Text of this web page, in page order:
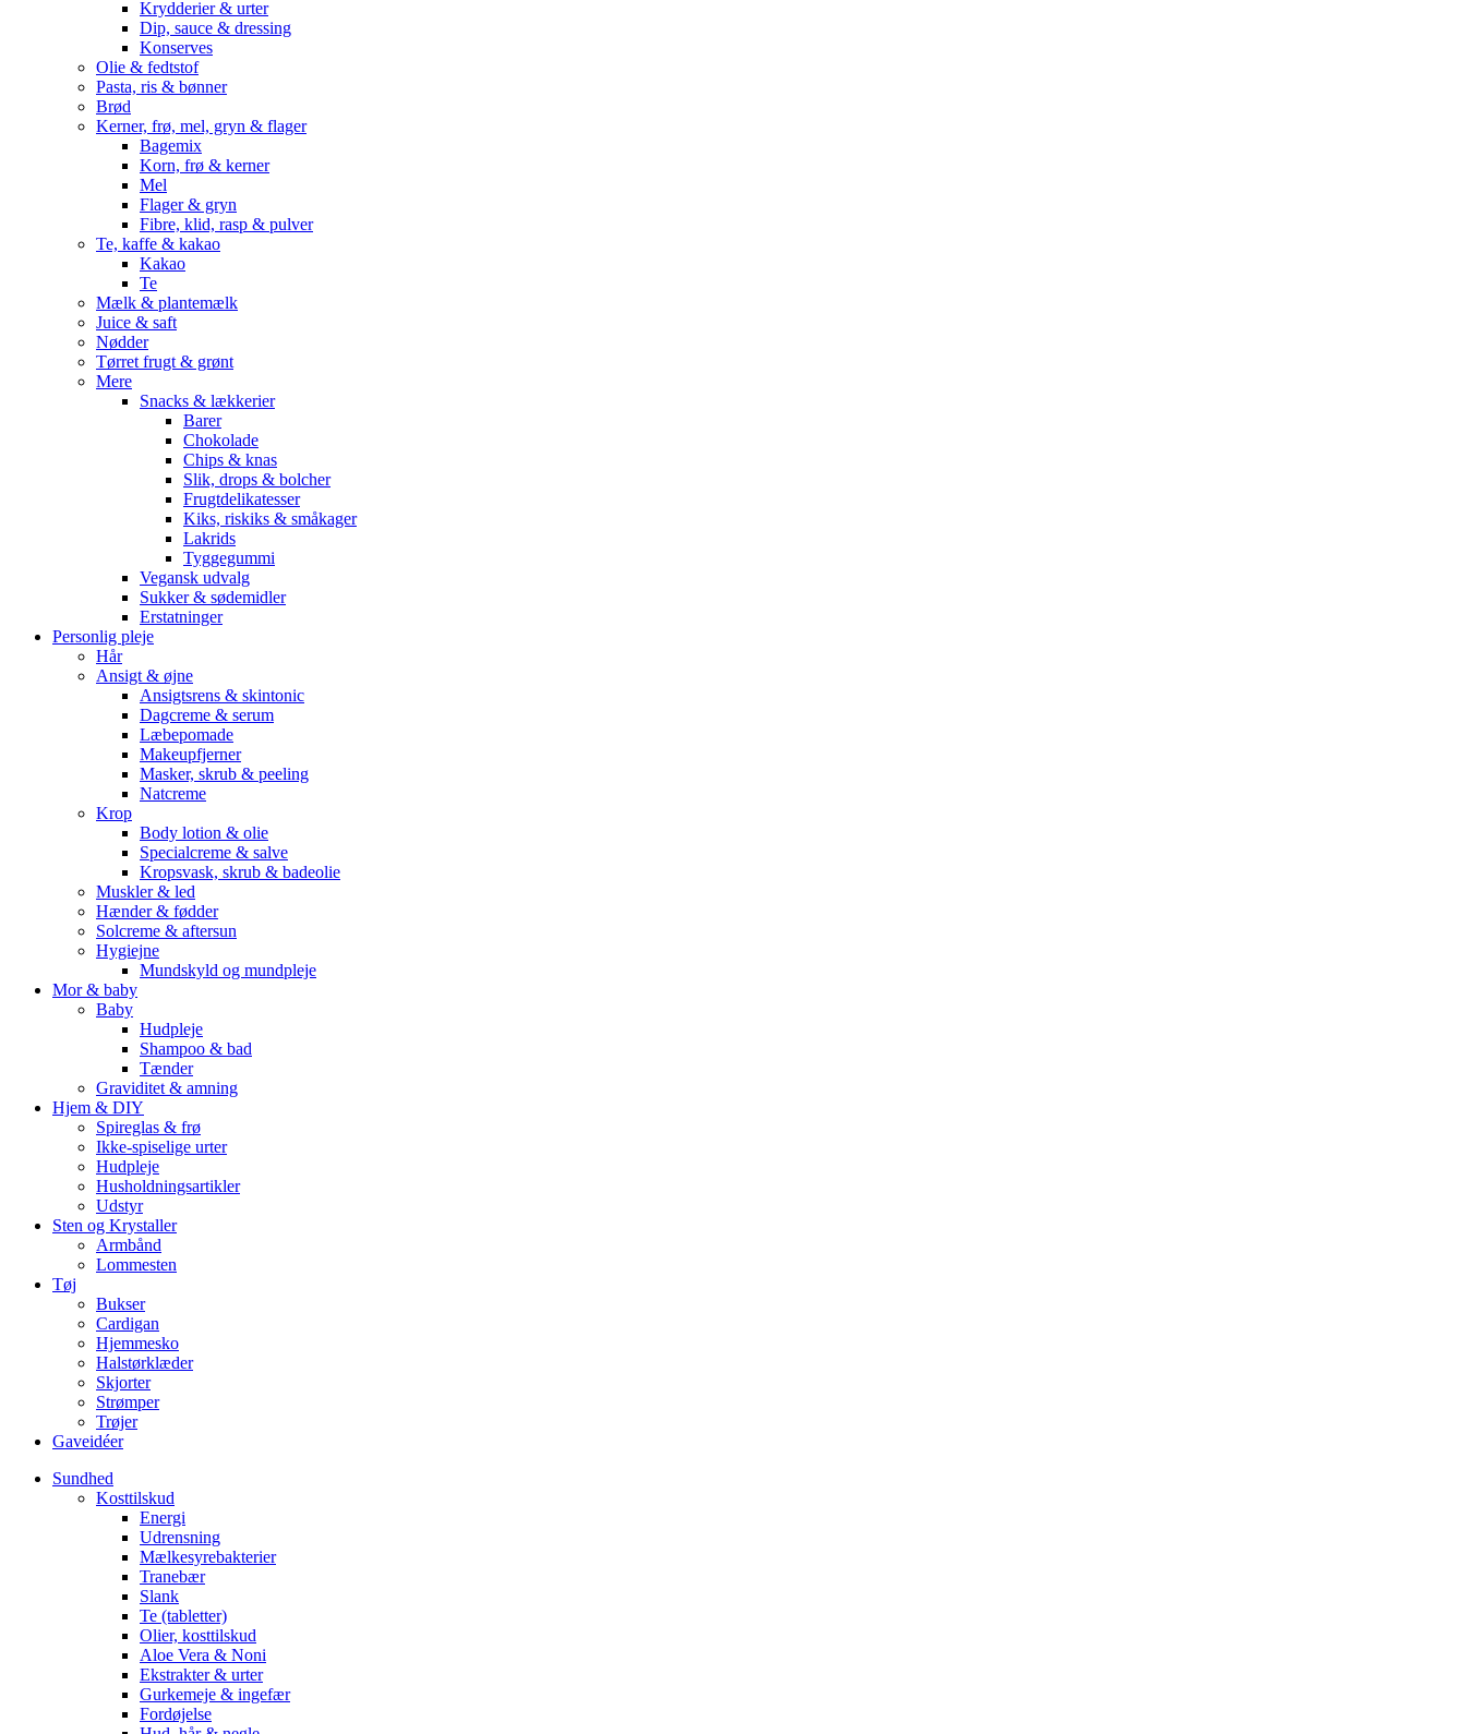
Krydderier & urter
Dip, sauce & dressing
Konserves
Olie & fedtstof
Pasta, ris & bønner
Brød
Kerner, frø, mel, gryn & flager
Bagemix
Korn, frø & kerner
Mel
Flager & gryn
Fibre, klid, rasp & pulver
Te, kaffe & kakao
Kakao
Te
Mælk & plantemælk
Juice & saft
Nødder
Tørret frugt & grønt
Mere
Snacks & lækkerier
Barer
Chokolade
Chips & knas
Slik, drops & bolcher
Frugtdelikatesser
Kiks, riskiks & småkager
Lakrids
Tyggegummi
Vegansk udvalg
Sukker & sødemidler
Erstatninger
Personlig pleje
Hår
Ansigt & øjne
Ansigtsrens & skintonic
Dagcreme & serum
Læbepomade
Makeupfjerner
Masker, skrub & peeling
Natcreme
Krop
Body lotion & olie
Specialcreme & salve
Kropsvask, skrub & badeolie
Muskler & led
Hænder & fødder
Solcreme & aftersun
Hygiejne
Mundskyld og mundpleje
Mor & baby
Baby
Hudpleje
Shampoo & bad
Tænder
Graviditet & amning
Hjem & DIY
Spireglas & frø
Ikke-spiselige urter
Hudpleje
Husholdningsartikler
Udstyr
Sten og Krystaller
Armbånd
Lommesten
Tøj
Bukser
Cardigan
Hjemmesko
Halstørklæder
Skjorter
Strømper
Trøjer
Gaveidéer
Sundhed
Kosttilskud
Energi
Udrensning
Mælkesyrebakterier
Tranebær
Slank
Te (tabletter)
Olier, kosttilskud
Aloe Vera & Noni
Ekstrakter & urter
Gurkemeje & ingefær
Fordøjelse